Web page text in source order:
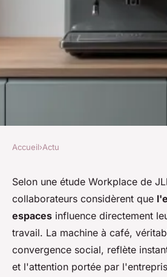
L'élégance au
machine café qui
différence
Gordon•24/04/2026 08:49•8 min
Accueil›Actu
Selon une étude Workplace de
collaborateurs considèrent que
espaces influence directement
travail. La machine à café,
convergence social, reflète
et l'attention portée par